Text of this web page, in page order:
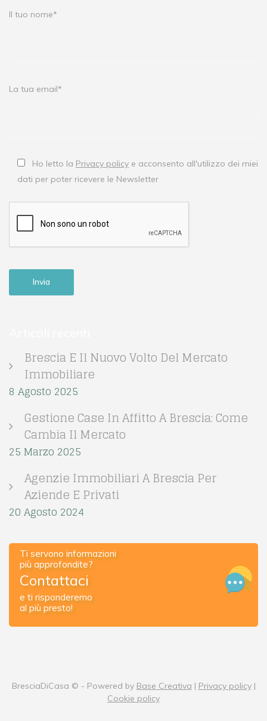
Il tuo nome*
La tua email*
Ho letto la Privacy policy e acconsento all'utilizzo dei miei
dati per poter ricevere le Newsletter
Brescia E Il Nuovo Volto Del Mercato
Immobiliare
8 Agosto 2025
Gestione Case In Affitto A Brescia: Come
Cambia Il Mercato
25 Marzo 2025
Agenzie Immobiliari A Brescia Per
Aziende E Privati
20 Agosto 2024
Ti servono informazioni
più approfondite?
Contattaci
e ti risponderemo
al più presto!
BresciaDiCasa © - Powered by Base Creativa | Privacy policy|
Cookie policy